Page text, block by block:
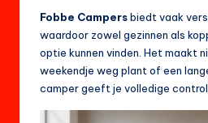
Fobbe Campersbiedt vaak
waardoor zowel gezinnen als
optie kunnen vinden. Het maakt
weekendje weg plant of een
camper geeft je volledige